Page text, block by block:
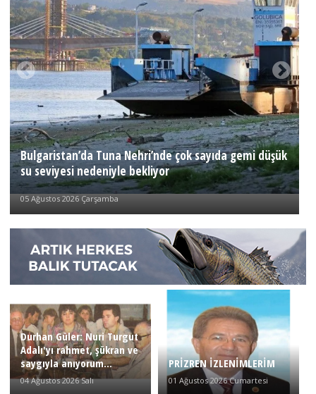
Bulgaristan’da Tuna Nehri’nde çok sayıda gemi düşük
su seviyesi nedeniyle bekliyor
05 Ağustos 2026 Çarşamba
Durhan Güler: Nuri Turgut
Adalı'yı rahmet, şükran ve
saygıyla anıyorum...
04 Ağustos 2026 Salı
PRİZREN İZLENİMLERİM
01 Ağustos 2026 Cumartesi